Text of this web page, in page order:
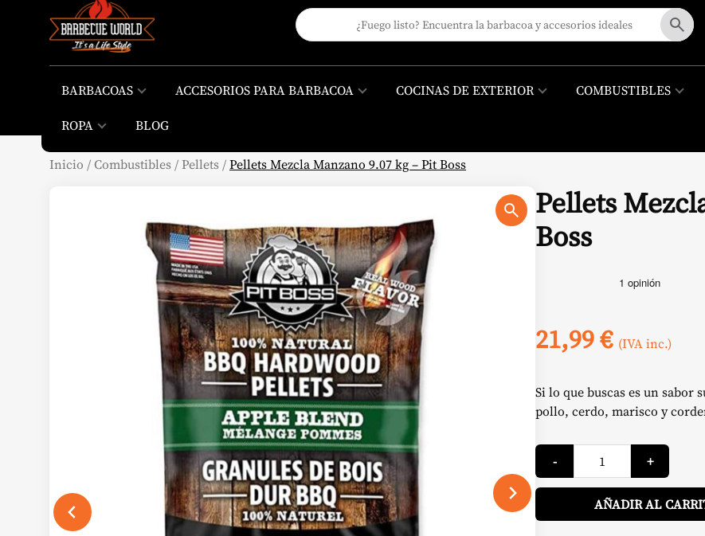
BARBACOAS ACCESORIOS PARA BARBACOA COCINAS DE EXTERIOR COMBUSTIBLES
ROPA
BLOG
Inicio /Combustibles /Pellets /Pellets Mezcla Manzano 9.07 kg – Pit Boss
Pellets
Boss
21,99€ (IVA inc.)
Si lo que buscas es un
pollo, cerdo, marisco y
-
Pellets
Mezcla
Manzano
9.07
-
Pit
+
AÑADIR AL